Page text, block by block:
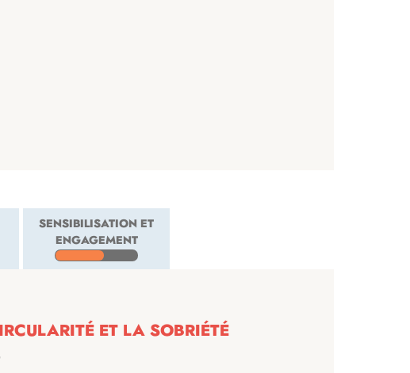
SENSIBILISATION ET
ENGAGEMENT
ET LA SOBRIÉTÉ